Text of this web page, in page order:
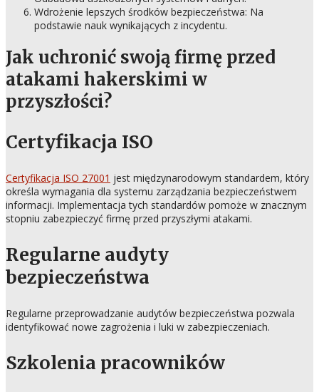
Wdrożenie lepszych środków bezpieczeństwa: Na
podstawie nauk wynikających z incydentu.
Jak uchronić swoją firmę przed
atakami hakerskimi w
przyszłości?
Certyfikacja ISO
Certyfikacja ISO 27001 jest międzynarodowym standardem, który
określa wymagania dla systemu zarządzania bezpieczeństwem
informacji. Implementacja tych standardów pomoże w znacznym
stopniu zabezpieczyć firmę przed przyszłymi atakami.
Regularne audyty
bezpieczeństwa
Regularne przeprowadzanie audytów bezpieczeństwa pozwala
identyfikować nowe zagrożenia i luki w zabezpieczeniach.
Szkolenia pracowników